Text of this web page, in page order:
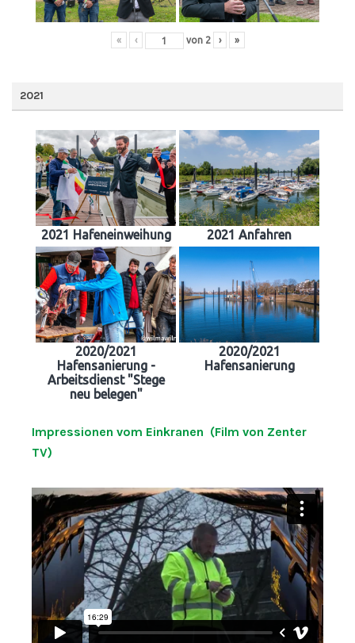
« ‹ von 2 › »
2021
2021 Hafeneinweihung 2021 Anfahren
2020/2021
Hafensanierung -
Arbeitsdienst "Stege
neu belegen"
2020/2021
Hafensanierung
Impressionen vom Einkranen (Film von Zenter
TV)